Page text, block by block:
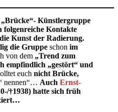
Künstlergruppe
folgenreiche Kontakte
Kunst der Radierung.
die Gruppe schon im
von dem „Trend zum
empfindlich „gestört“ und
euch nicht Brücke,
nennen“… Auch Ernst-
†1938) hatte sich früh